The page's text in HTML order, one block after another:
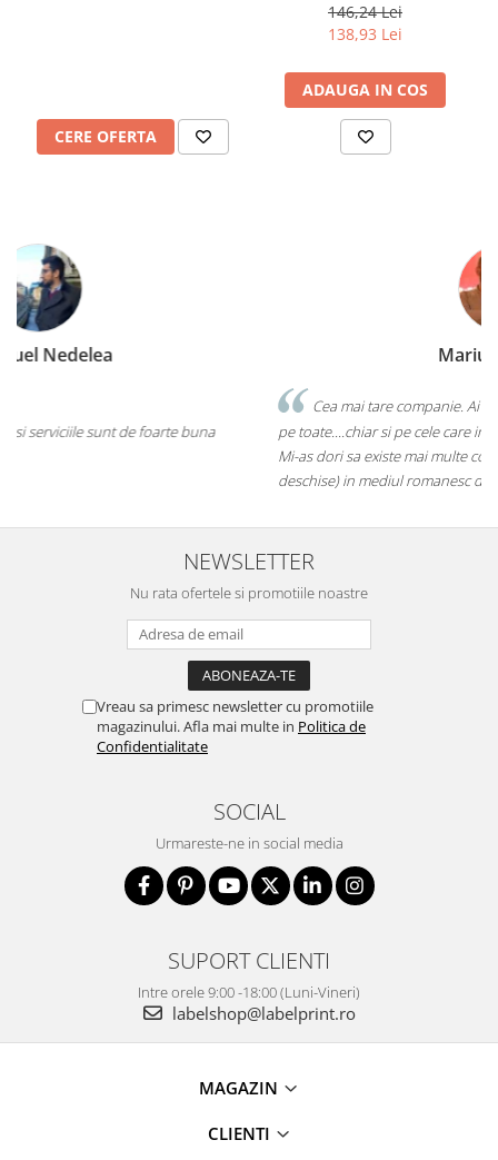
CERE OFERTA
146,24 Lei
138,93 Lei
ADAUGA IN COS
Cea mai tare companie. Ai nevoie de o eticheta? Ei stiu sa le faca
pe toate....chiar si pe cele care inca nu au ajuns pe piata mainstream.
Mi-as dori sa existe mai multe companii de acest gen (inovatoare si
deschise) in mediul romanesc de afaceri. Thumbs up! 5Stele
NEWSLETTER
Nu rata ofertele si promotiile noastre
Vreau sa primesc newsletter cu promotiile
magazinului. Afla mai multe in Politica de
Confidentialitate
SOCIAL
Urmareste-ne in social media
SUPORT CLIENTI
Intre orele 9:00 -18:00 (Luni-Vineri)
labelshop@labelprint.ro
MAGAZIN
CLIENTI